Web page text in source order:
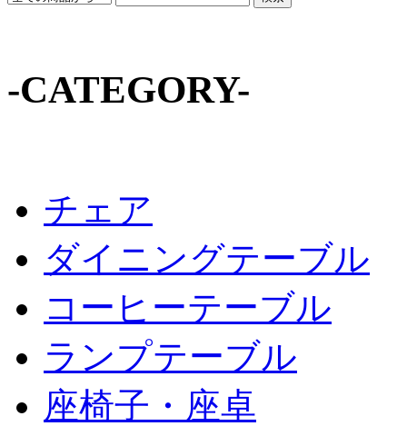
-CATEGORY-
チェア
ダイニングテーブル
コーヒーテーブル
ランプテーブル
座椅子・座卓